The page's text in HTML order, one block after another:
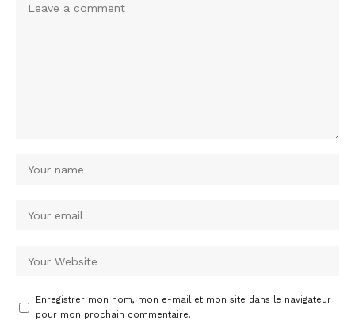
Enregistrer mon nom, mon e-mail et mon site dans le navigateur
pour mon prochain commentaire.